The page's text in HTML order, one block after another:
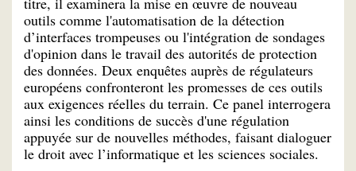
outils comme l'automatisation de la détection
d’interfaces trompeuses ou l'intégration de sondages
d'opinion dans le travail des autorités de protection
des données. Deux enquêtes auprès de régulateurs
européens confronteront les promesses de ces outils
aux exigences réelles du terrain. Ce panel interrogera
ainsi les conditions de succès d'une régulation
appuyée sur de nouvelles méthodes, faisant dialoguer
le droit avec l’informatique et les sciences sociales.